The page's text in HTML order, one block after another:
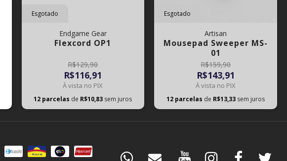
Esgotado
Endgame Gear
Flexcord OP1
R$129,90
R$116,91
À vista no PIX
12 parcelas de R$10,83 sem juros
Esgotado
Artisan
Mousepad Sweeper MS-
01
R$159,90
R$143,91
À vista no PIX
12 parcelas de R$13,33 sem juros